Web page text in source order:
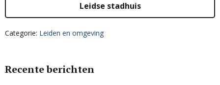
Leidse stadhuis
Categorie: Leiden en omgeving
Recente berichten